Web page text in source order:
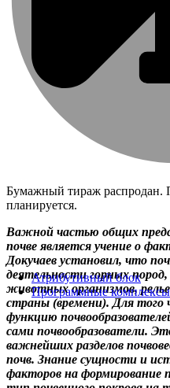
Атрибутивный блок
Программные комплексы
Бумажный тираж распродан.
планируется.
Важной частью общих
почве является учение о
Докучаев установил, что
деятельности горных
животных организмов,
страны (времени). Для
функцию
сами почвообразователи.
важнейших разделов
почв. Знание сущности и
факторов на формирование